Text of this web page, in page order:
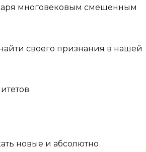
многовековым смешенным
своего признания в нашей
новые и абсолютно